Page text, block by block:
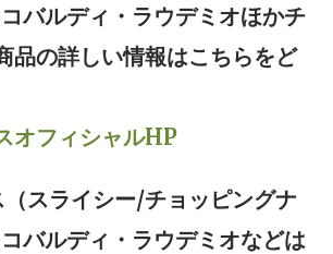
バルディ・ラウデミオほかチ
品の詳しい情報はこちらをど
オフィシャルHP
スライシー/チョッピングナ
バルディ・ラウデミオなどは